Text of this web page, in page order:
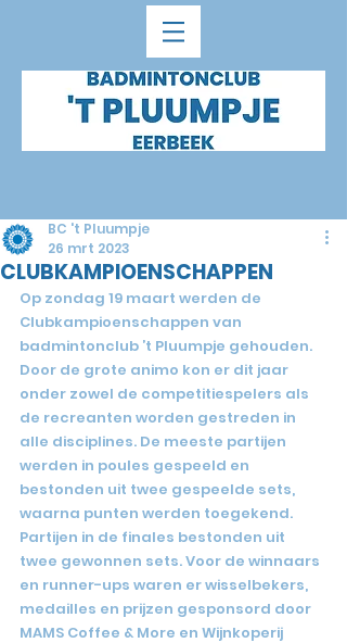
CLUBKAMPIOENSCHAPPEN
BC 't Pluumpje
26 mrt 2023
Op zondag 19 maart werden de
Clubkampioenschappen van
badmintonclub ’t Pluumpje gehouden.
Door de grote animo kon er dit jaar
onder zowel de competitiespelers als
de recreanten worden gestreden in
alle disciplines. De meeste partijen
werden in poules gespeeld en
bestonden uit twee gespeelde sets,
waarna punten werden toegekend.
Partijen in de finales bestonden uit
twee gewonnen sets. Voor de winnaars
en runner-ups waren er wisselbekers,
medailles en prijzen gesponsord door
MAMS Coffee & More en Wijnkoperij